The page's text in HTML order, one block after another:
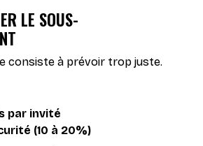
LE SOUS-
consiste à prévoir trop juste.
par invité
(10 à 20%)